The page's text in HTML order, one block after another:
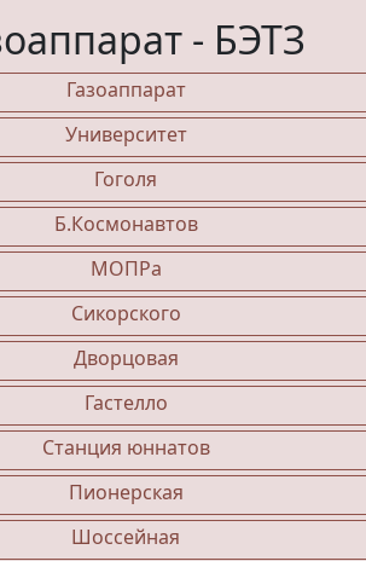
- БЭТЗ
Газоаппарат
Университет
Гоголя
Б.Космонавтов
МОПРа
Сикорского
Дворцовая
Гастелло
Станция юннатов
Пионерская
Шоссейная